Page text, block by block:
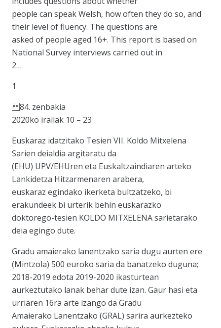
people can speak Welsh, how often they do so, and
their level of fluency. The questions are
asked of people aged 16+. This report is based on
National Survey interviews carried out in
2…
1
84. zenbakia
2020ko irailak 10 – 23
Euskaraz idatzitako Tesien VII. Koldo Mitxelena
Sarien deialdia argitaratu da
(EHU) UPV/EHUren eta Euskaltzaindiaren arteko
Lankidetza Hitzarmenaren arabera,
euskaraz egindako ikerketa bultzatzeko, bi
erakundeek bi urterik behin euskarazko
doktorego-tesien KOLDO MITXELENA sarietarako
deia egingo dute.
Gradu amaierako lanentzako saria dugu aurten ere
(Mintzola) 500 euroko saria da banatzeko duguna;
2018-2019 edota 2019-2020 ikasturtean
aurkeztutako lanak behar dute izan. Gaur hasi eta
urriaren 16ra arte izango da Gradu
Amaierako Lanentzako (GRAL) sarira aurkezteko